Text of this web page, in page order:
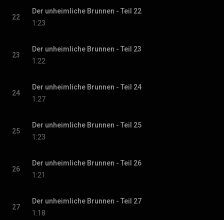
22
Der unheimliche Brunnen - Teil 22
1:23
23
Der unheimliche Brunnen - Teil 23
1:22
24
Der unheimliche Brunnen - Teil 24
1:27
25
Der unheimliche Brunnen - Teil 25
1:23
26
Der unheimliche Brunnen - Teil 26
1:21
27
Der unheimliche Brunnen - Teil 27
1:18